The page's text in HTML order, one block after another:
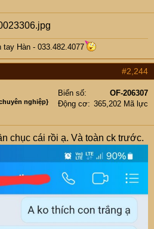
tay Hàn - 033.482.4077
#2,244
nghiệp}
Biển số
OF-206307
Động cơ
365,202 Mã lực
chục cái rồi ạ. Và toàn ck trước.